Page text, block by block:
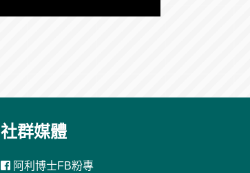
社群媒體
阿利博士FB粉專